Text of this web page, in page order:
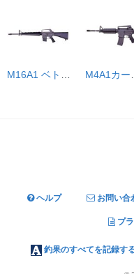
M16A1 ベトナムバージョン
ヘルプ お問い合
プ
釣果のすべてを記録す